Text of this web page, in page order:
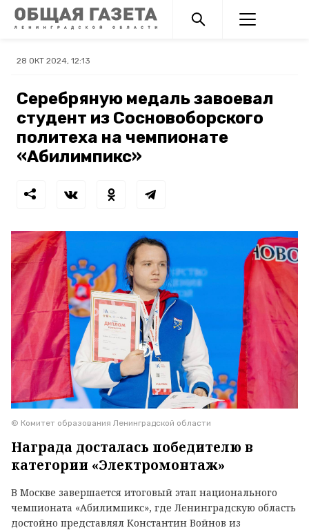
28 ОКТ 2024, 12:13
Серебряную медаль завоевал
студент из Сосновоборского
политеха на чемпионате
«Абилимпикс»
© Комитет образования Ленинградской области
Награда досталась победителю в
категории «Электромонтаж»
В Москве завершается итоговый этап национального
чемпионата «Абилимпикс», где Ленинградскую область
достойно представлял Константин Войнов из